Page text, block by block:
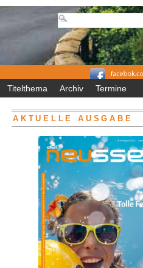
Titelthema Archiv Termine
AKTUELLE AUSGABE